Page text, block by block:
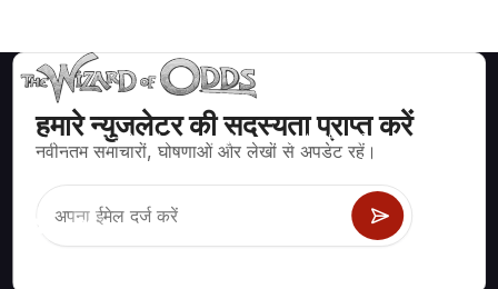
हमारे न्युजलेटर की सदस्यता प्राप्त करें
नवीनतम समाचारों, घोषणाओं और लेखों से अपडेट रहें।
ब्लैकजैक, क्रेप्स, रूलेट और अन्य सैकड़ों कैसीनो खेलों के लिए गणितीय रूप से सही